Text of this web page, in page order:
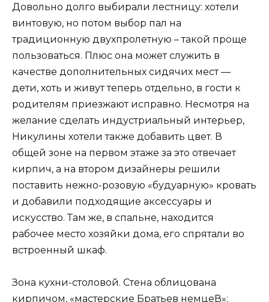
Довольно долго выбирали лестницу: хотели
винтовую, но потом выбор пал на
традиционную двухпролетную – такой проще
пользоваться. Плюс она может служить в
качестве дополнительных сидячих мест —
дети, хоть и живут теперь отдельно, в гости к
родителям приезжают исправно. Несмотря на
желание сделать индустриальный интерьер,
Н­икулины хотели также добавить цвет. В
общей зоне на первом этаже за это отвечает
кирпич, а на втором дизайнеры решили
поставить нежно-розовую «будуарную» кровать
и добавили подходящие аксессуары и
искусство. Там же, в спальне, находится
рабочее место хозяйки дома, его спрятали во
встроенный шкаф.
Зона кухни-столовой. Стена облицована
кирпичом, «мастерские Братьев немцеВ»;